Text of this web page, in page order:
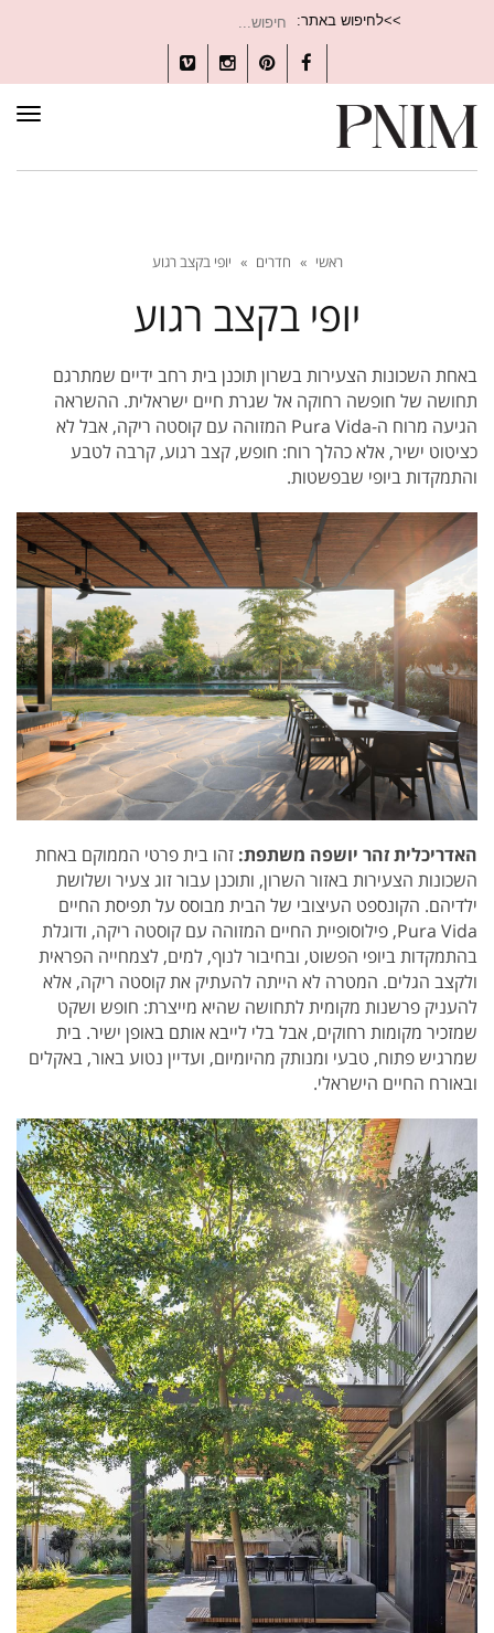
>>לחיפוש באתר:
עבור:
Facebook
Pinterest
Instagram
Vimeo
ראשי » חדרים » יופי בקצב רגוע
יופי בקצב רגוע
באחת השכונות הצעירות בשרון תוכנן בית רחב ידיים שמתרגם
תחושה של חופשה רחוקה אל שגרת חיים ישראלית. ההשראה
הגיעה מרוח ה-Pura Vida המזוהה עם קוסטה ריקה, אבל לא
כציטוט ישיר, אלא כהלך רוח: חופש, קצב רגוע, קרבה לטבע
והתמקדות ביופי שבפשטות.
האדריכלית זהר יושפה משתפת: זהו בית פרטי הממוקם באחת
השכונות הצעירות באזור השרון, ותוכנן עבור זוג צעיר ושלושת
ילדיהם. הקונספט העיצובי של הבית מבוסס על תפיסת החיים
Pura Vida, פילוסופיית החיים המזוהה עם קוסטה ריקה, ודוגלת
בהתמקדות ביופי הפשוט, ובחיבור לנוף, למים, לצמחייה הפראית
ולקצב הגלים. המטרה לא הייתה להעתיק את קוסטה ריקה, אלא
להעניק פרשנות מקומית לתחושה שהיא מייצרת: חופש ושקט
שמזכיר מקומות רחוקים, אבל בלי לייבא אותם באופן ישיר. בית
שמרגיש פתוח, טבעי ומנותק מהיומיום, ועדיין נטוע באור, באקלים
ובאורח החיים הישראלי.